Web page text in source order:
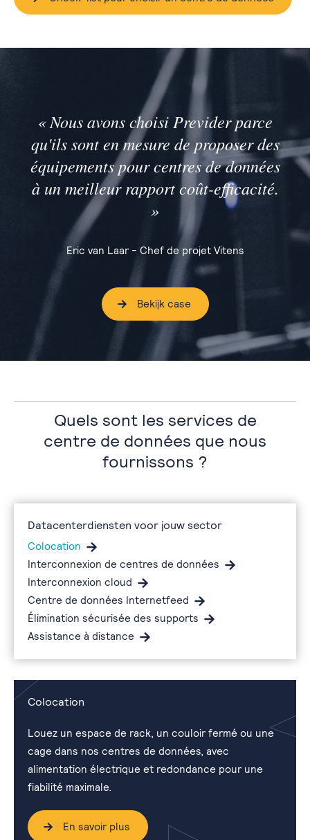
« Nous avons choisi Previder parce
qu'ils sont en mesure de proposer des
équipements pour centres de données
à un meilleur rapport coût-efficacité.
»
Eric van Laar - Chef de projet Vitens
Bekijk case
Quels sont les services de
centre de données que nous
fournissons ?
Datacenterdiensten voor jouw sector
Colocation
Interconnexion de centres de données
Interconnexion cloud
Centre de données Internetfeed
Élimination sécurisée des supports
Assistance à distance
Colocation
Louez un espace de rack, un couloir fermé ou une
cage dans nos centres de données, avec
alimentation électrique et redondance pour une
fiabilité maximale.
En savoir plus